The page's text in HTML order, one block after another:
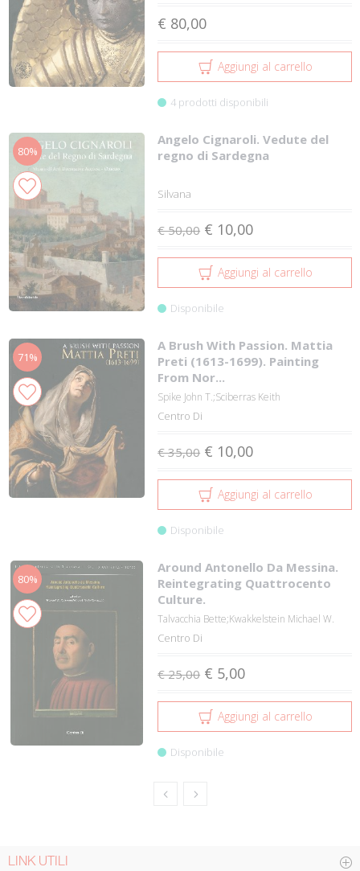
€ 80,00
Aggiungi al carrello
4 prodotti disponibili
80%
Angelo Cignaroli. Vedute del
regno di Sardegna
Silvana
€ 50,00 € 10,00
Aggiungi al carrello
Disponibile
71%
A Brush With Passion. Mattia
Preti (1613-1699). Painting
From Nor...
Spike John T.;Sciberras Keith
Centro Di
€ 35,00 € 10,00
Aggiungi al carrello
Disponibile
80%
Around Antonello Da Messina.
Reintegrating Quattrocento
Culture.
Talvacchia Bette;Kwakkelstein Michael W.
Centro Di
€ 25,00 € 5,00
Aggiungi al carrello
Disponibile
LINK UTILI